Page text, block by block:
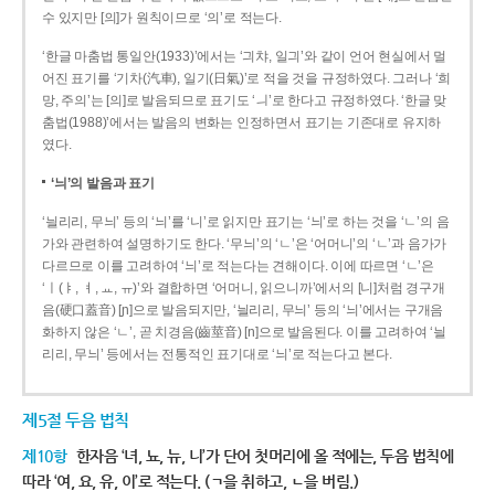
수 있지만 [의]가 원칙이므로 ‘의’로 적는다.
‘한글 마춤법 통일안(1933)’에서는 ‘긔챠, 일긔’와 같이 언어 현실에서 멀
어진 표기를 ‘기차(汽車), 일기(日氣)’로 적을 것을 규정하였다. 그러나 ‘희
망, 주의’는 [의]로 발음되므로 표기도 ‘ㅢ’로 한다고 규정하였다. ‘한글 맞
춤법(1988)’에서는 발음의 변화는 인정하면서 표기는 기존대로 유지하
였다.
‘늬’의 발음과 표기
‘늴리리, 무늬’ 등의 ‘늬’를 ‘니’로 읽지만 표기는 ‘늬’로 하는 것을 ‘ㄴ’의 음
가와 관련하여 설명하기도 한다. ‘무늬’의 ‘ㄴ’은 ‘어머니’의 ‘ㄴ’과 음가가
다르므로 이를 고려하여 ‘늬’로 적는다는 견해이다. 이에 따르면 ‘ㄴ’은
‘ㅣ(ㅑ, ㅕ, ㅛ, ㅠ)’와 결합하면 ‘어머니, 읽으니까’에서의 [니]처럼 경구개
음(硬口蓋音) [ɲ]으로 발음되지만, ‘늴리리, 무늬’ 등의 ‘늬’에서는 구개음
화하지 않은 ‘ㄴ’, 곧 치경음(齒莖音) [n]으로 발음된다. 이를 고려하여 ‘늴
리리, 무늬’ 등에서는 전통적인 표기대로 ‘늬’로 적는다고 본다.
제5절 두음 법칙
제10항 한자음 ‘녀, 뇨, 뉴, 니’가 단어 첫머리에 올 적에는, 두음 법칙에
따라 ‘여, 요, 유, 이’로 적는다. (ㄱ을 취하고, ㄴ을 버림.)